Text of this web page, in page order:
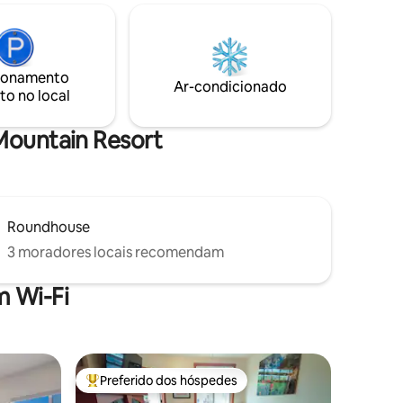
na
pólvora. Da porta ao elevador em poucos
minutos! Brighton recebeu quase 65 pés
de neve em 2023; a história mais
registrada! Esquiamos durante todo o
banheira de hidromassagem?!
no local
Ar-condicionado
Resort
Roundhouse
3 moradores locais recomendam
Wi-Fi
Entre os melhores preferidos dos hóspedes
Preferido dos hóspedes